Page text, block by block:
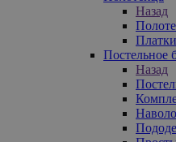
Назад
Постельное
Назад